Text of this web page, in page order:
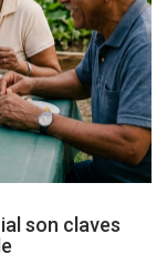
son claves